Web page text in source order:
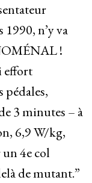
n’y va
!
effort
pédales,
3 minutes – à
6,9 W/kg,
4e col
de mutant.”